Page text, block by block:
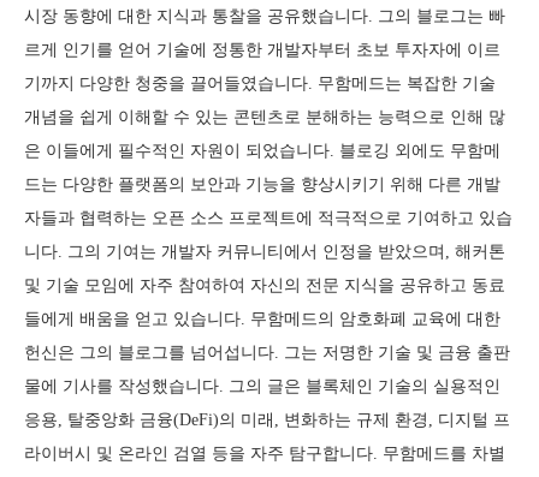
시장 동향에 대한 지식과 통찰을 공유했습니다. 그의 블로그는 빠
르게 인기를 얻어 기술에 정통한 개발자부터 초보 투자자에 이르
기까지 다양한 청중을 끌어들였습니다. 무함메드는 복잡한 기술
개념을 쉽게 이해할 수 있는 콘텐츠로 분해하는 능력으로 인해 많
은 이들에게 필수적인 자원이 되었습니다. 블로깅 외에도 무함메
드는 다양한 플랫폼의 보안과 기능을 향상시키기 위해 다른 개발
자들과 협력하는 오픈 소스 프로젝트에 적극적으로 기여하고 있습
니다. 그의 기여는 개발자 커뮤니티에서 인정을 받았으며, 해커톤
및 기술 모임에 자주 참여하여 자신의 전문 지식을 공유하고 동료
들에게 배움을 얻고 있습니다. 무함메드의 암호화폐 교육에 대한
헌신은 그의 블로그를 넘어섭니다. 그는 저명한 기술 및 금융 출판
물에 기사를 작성했습니다. 그의 글은 블록체인 기술의 실용적인
응용, 탈중앙화 금융(DeFi)의 미래, 변화하는 규제 환경, 디지털 프
라이버시 및 온라인 검열 등을 자주 탐구합니다. 무함메드를 차별